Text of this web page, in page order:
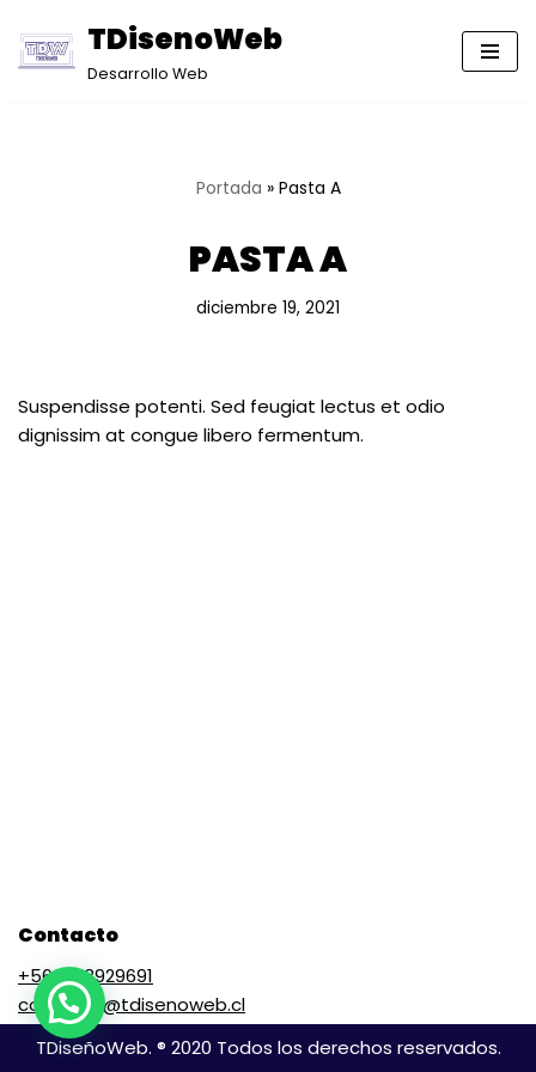
Saltar
TDisenoWeb
Desarrollo Web
Portada » Pasta A
PASTA A
diciembre 19, 2021
Suspendisse potenti. Sed feugiat lectus et odio
dignissim at congue libero fermentum.
Contacto
+56 9 73929691
contacto@tdisenoweb.cl
TDiseñoWeb. ® 2020 Todos los derechos reservados.